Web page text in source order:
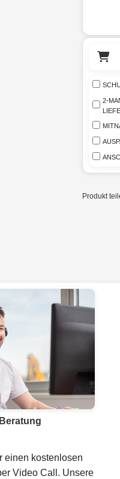
2-
Produkt
einen kostenlosen
Video Call. Unsere